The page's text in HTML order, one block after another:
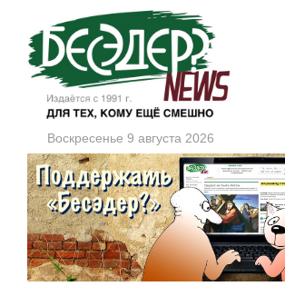
Воскресенье 9 августа 2026